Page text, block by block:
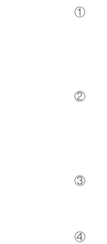
①
②
③
④